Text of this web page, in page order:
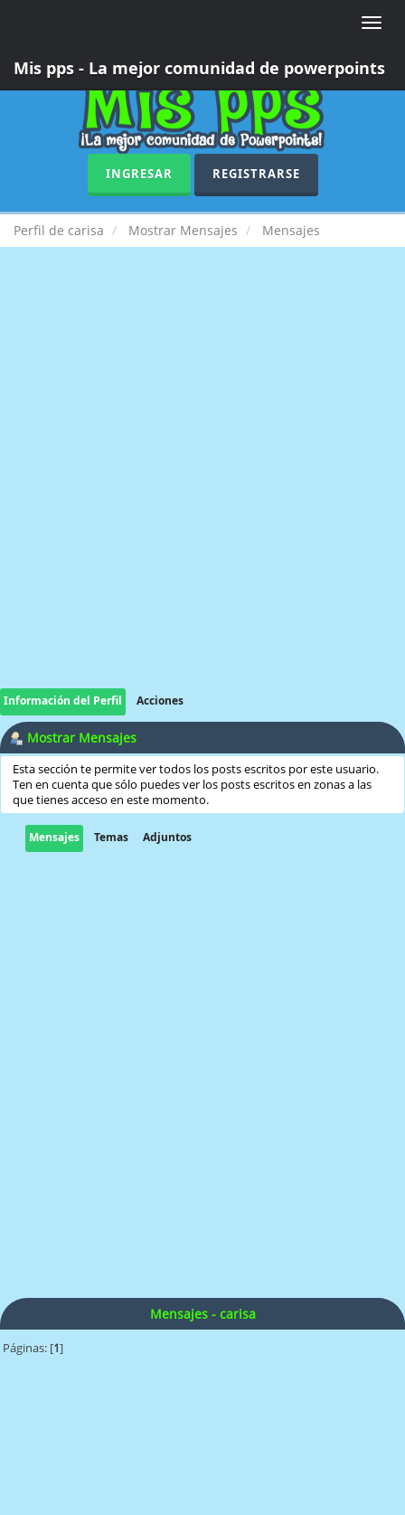
Toggle
Mis pps - La mejor comunidad de powerpoints
INGRESAR REGISTRARSE
Perfil de carisa Mostrar Mensajes Mensajes
Información del Perfil Acciones
Mostrar Mensajes
Esta sección te permite ver todos los posts escritos por este usuario.
Ten en cuenta que sólo puedes ver los posts escritos en zonas a las
que tienes acceso en este momento.
Mensajes Temas Adjuntos
Mensajes - carisa
Páginas: [1]